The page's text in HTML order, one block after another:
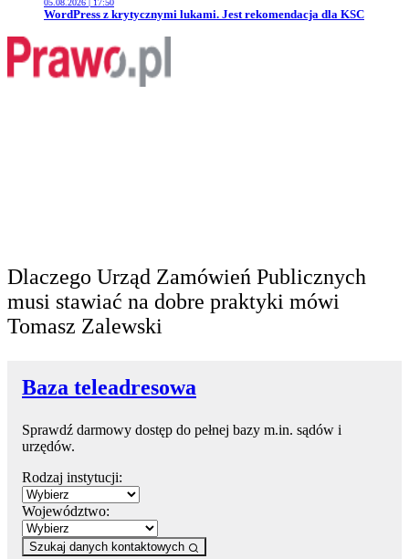
05.08.2026 | 17:50
Przejdź do artykułu:
WordPress z krytycznymi lukami. Jest rekomendacja dla KSC
Dlaczego Urząd Zamówień Publicznych
musi stawiać na dobre praktyki mówi
Tomasz Zalewski
Baza teleadresowa
Sprawdź darmowy dostęp do pełnej bazy m.in. sądów i
urzędów.
Rodzaj instytucji:
Województwo:
Szukaj danych kontaktowych